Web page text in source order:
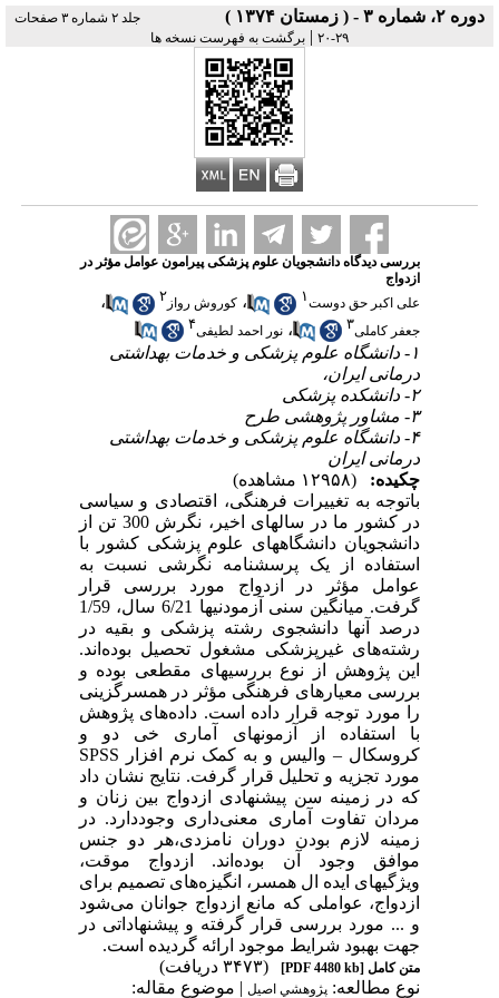
دوره ۲، شماره ۳ - ( زمستان ۱۳۷۴ )
جلد ۲ شماره ۳ صفحات
۲۹-۲۰
| برگشت به فهرست نسخه ها
بررسی دیدگاه دانشجویان علوم پزشکی پیرامون عوامل مؤثر در
ازدواج
علی اکبر حق دوست۱ ، کوروش رواز ۲ ،
جعفر کاملی۳ ، نور احمد لطیفی۴
۱- دانشگاه علوم پزشکی و خدمات بهداشتی
درمانی ایران،
۲- دانشکده پزشکی
۳- مشاور پژوهشی طرح
۴- دانشگاه علوم پزشکی و خدمات بهداشتی
درمانی ایران
چکیده:
(۱۲۹۵۸ مشاهده)
باتوجه به تغییرات فرهنگی، اقتصادی و سیاسی
در کشور ما در سالهای اخیر، ‌نگرش 300 تن از
دانشجویان دانشگاههای علوم پزشکی کشور با
استفاده از یک پرسشنامه نگرشی نسبت به
عوامل مؤثر در ازدواج مورد بررسی قرار
گرفت. میانگین سنی آزمودنیها 6/21 سال، 1/59
درصد آنها دانشجوی رشته پزشکی و بقیه در
رشته‌های غیرپزشکی مشغول تحصیل بوده‌اند.
این پژوهش از نوع بررسیهای مقطعی بوده و
بررسی معیارهای فرهنگی مؤثر در همسرگزینی
را مورد توجه قرار داده است. داده‌های پژوهش
با استفاده از آزمونهای آماری خی دو و
کروسکال – والیس و به کمک نرم افزار SPSS
مورد تجزیه و تحلیل قرار گرفت. نتایج نشان داد
که در زمینه سن پیشنهادی ازدواج بین زنان و
مردان تفاوت آماری معنی‌داری وجوددارد. در
زمینه لازم بودن دوران نامزدی،‌هر دو جنس
موافق وجود آن بوده‌اند. ازدواج موقت،
ویژگیهای ایده ال همسر،‌ انگیزه‌های تصمیم برای
ازدواج، عواملی که مانع ازدواج جوانان می‌شود
و ... مورد بررسی قرار گرفته و پیشنهاداتی در
جهت بهبود شرایط موجود ارائه گردیده است.
متن کامل[PDF 4480 kb]
(۳۴۷۳ دریافت)
نوع مطالعه: پژوهشي اصيل | موضوع مقاله: